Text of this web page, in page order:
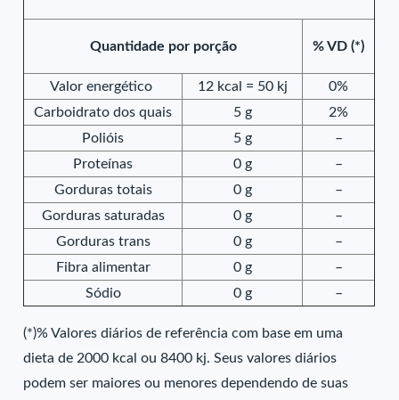
Quantidade por porção % VD (*)
Valor energético 12 kcal = 50 kj
0%
Carboidrato dos quais
5 g
2%
Polióis
5 g
–
Proteínas
0 g
–
Gorduras totais
0 g
–
Gorduras saturadas
0 g
–
Gorduras trans
0 g
–
Fibra alimentar
0 g
–
Sódio
0 g –
(*)% Valores diários de referência com base em uma
dieta de 2000 kcal ou 8400 kj. Seus valores diários
podem ser maiores ou menores dependendo de suas